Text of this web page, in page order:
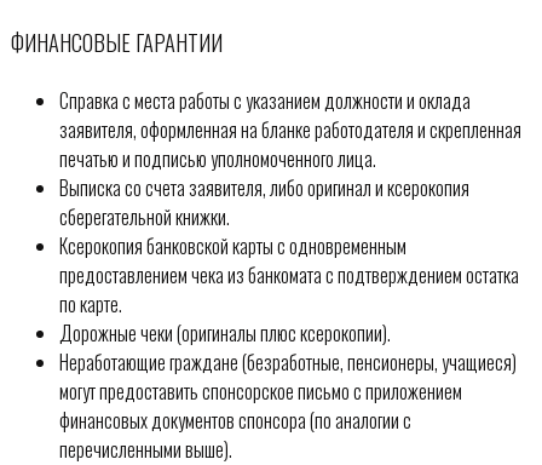
ФИНАНСОВЫЕ ГАРАНТИИ
Справка с места работы с указанием должности и оклада
заявителя, оформленная на бланке работодателя и скрепленная
печатью и подписью уполномоченного лица.
Выписка со счета заявителя, либо оригинал и ксерокопия
сберегательной книжки.
Ксерокопия банковской карты с одновременным
предоставлением чека из банкомата с подтверждением остатка
по карте.
Дорожные чеки (оригиналы плюс ксерокопии).
Неработающие граждане (безработные, пенсионеры, учащиеся)
могут предоставить спонсорское письмо с приложением
финансовых документов спонсора (по аналогии с
перечисленными выше).